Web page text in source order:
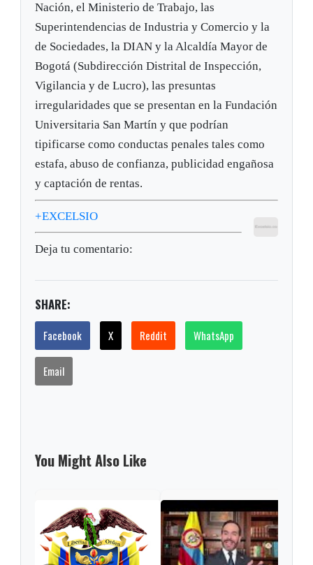
Nación, el Ministerio de Trabajo, las
Superintendencias de Industria y Comercio y la
de Sociedades, la DIAN y la Alcaldía Mayor de
Bogotá (Subdirección Distrital de Inspección,
Vigilancia y de Lucro), las presuntas
irregularidades que se presentan en la Fundación
Universitaria San Martín y que podrían
tipificarse como conductas penales tales como
estafa, abuso de confianza, publicidad engañosa
y captación de rentas.
+EXCELSIO
Deja tu comentario:
SHARE:
Facebook X Reddit WhatsApp
Email
You Might Also Like